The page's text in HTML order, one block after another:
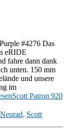
#4276 Das
eRIDE
fahre dann dank
unten. 150 mm
und unsere
im
Scott Patron 920
Neurad, Scott